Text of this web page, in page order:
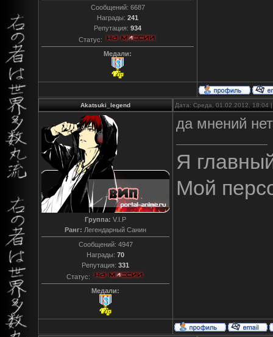
Сообщений: 6687
Награды: 241
Репутация: 934
Статус:
Медали:
Akatsuki_legend Дата: Среда, 01.02.2012,
Группа: V.I.P
Ранг: Легендарный Санин
Сообщений: 4947
Награды: 70
Репутация: 331
Статус:
Медали:
да мнений
Я
Мой